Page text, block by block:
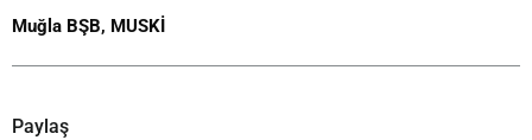
Muğla BŞB, MUSKİ
Paylaş